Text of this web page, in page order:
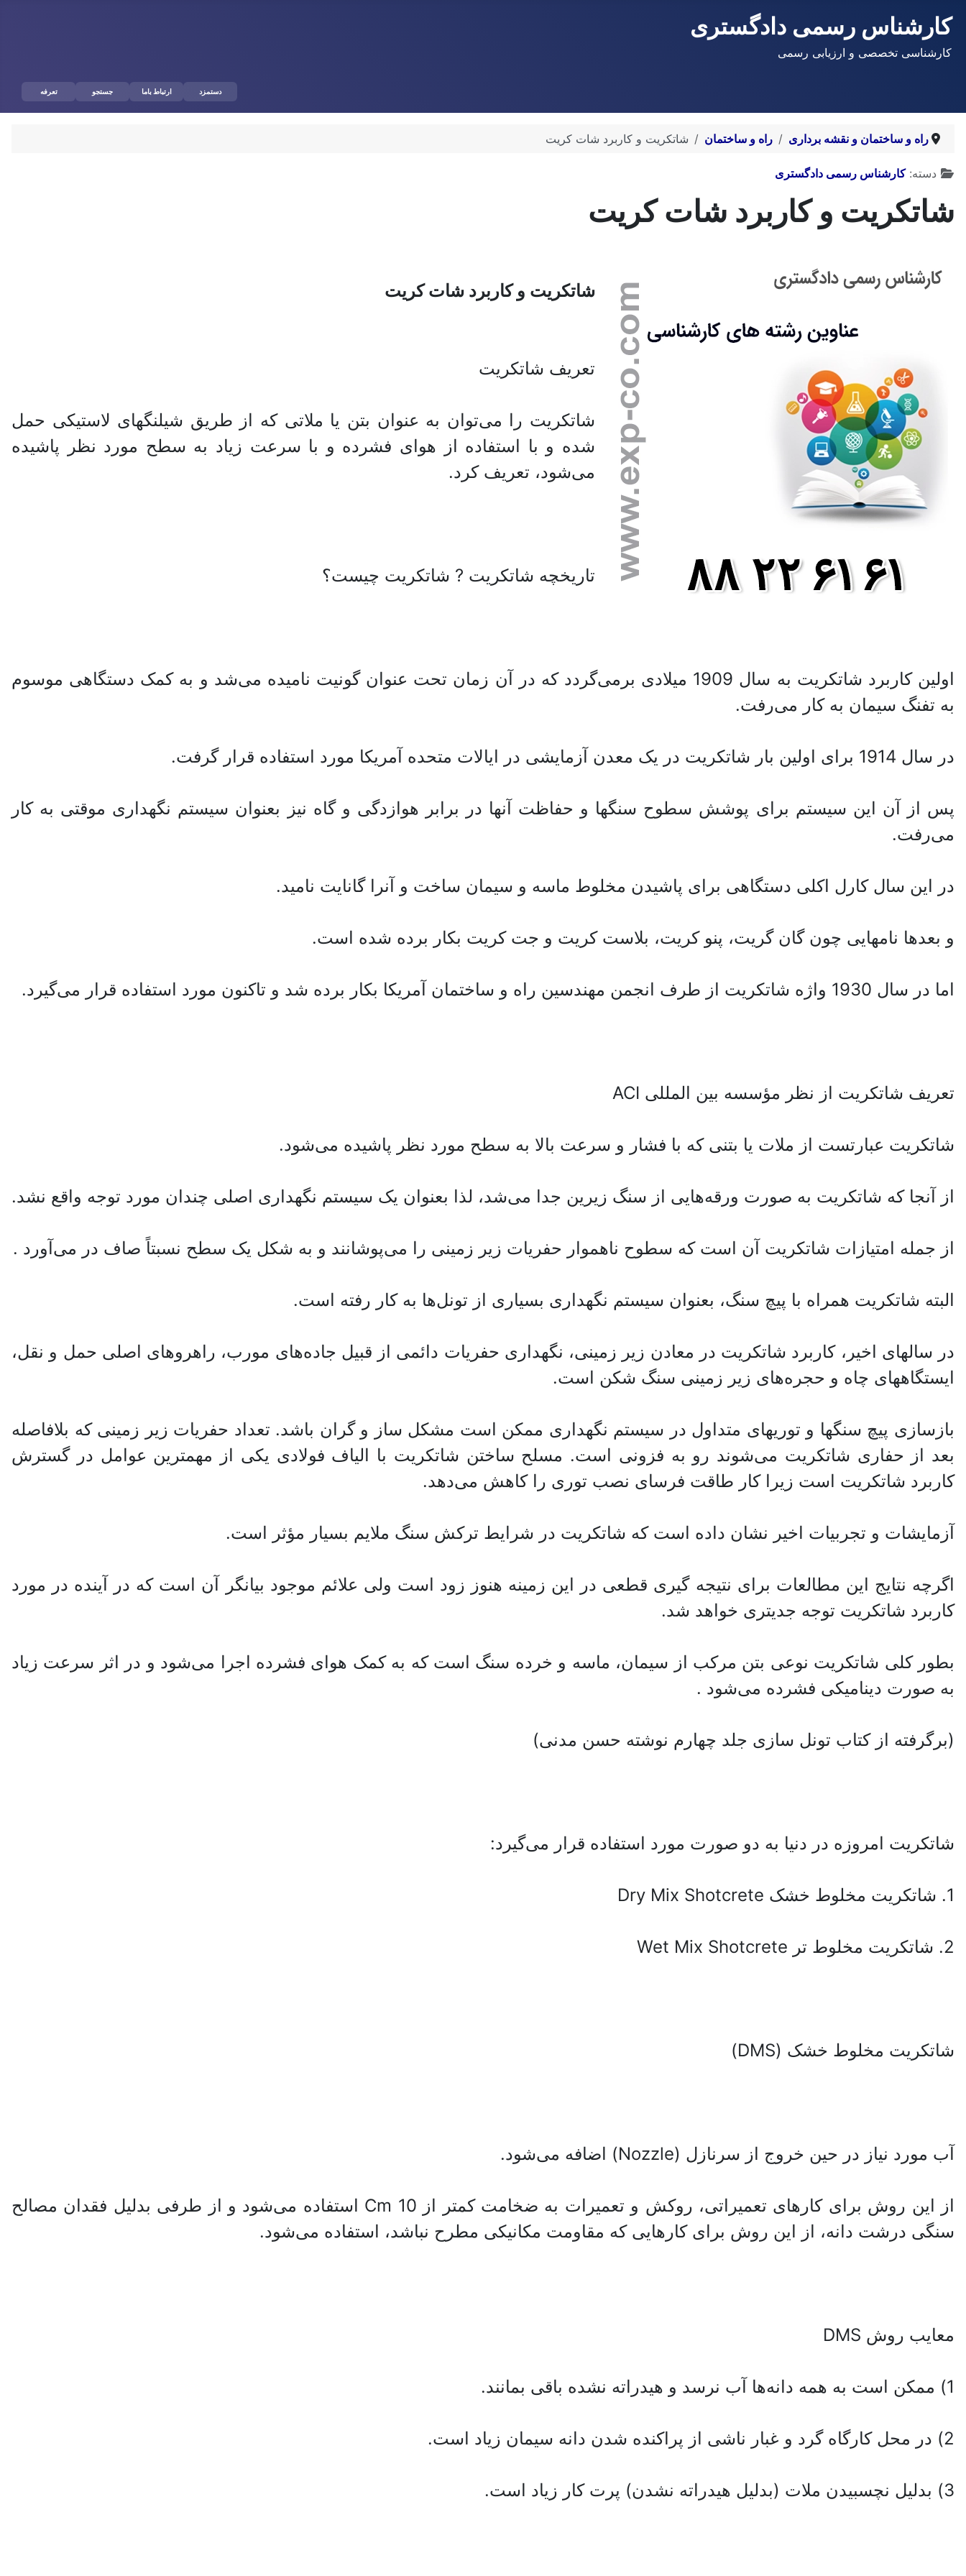
کارشناس رسمی دادگستری
کارشناسی تخصصی و ارزیابی رسمی
دستمزد ارتباط باما جستجو تعرفه
راه و ساختمان و نقشه برداری راه و ساختمان شاتکریت و کاربرد شات کریت
توضیحات
دسته:کارشناس رسمی دادگستری
شاتکریت و کاربرد شات کریت
شاتکریت و کاربرد شات کریت
تعریف شاتکریت
شاتکریت را می‌توان به عنوان بتن یا ملاتی که از طریق شیلنگهای لاستیکی حمل
شده و با استفاده از هوای فشرده و با سرعت زیاد به سطح مورد نظر پاشیده
می‌شود، تعریف کرد.
تاریخچه شاتکریت ? شاتکریت چیست؟
اولین کاربرد شاتکریت به سال 1909 میلادی برمی‌گردد که در آن زمان تحت عنوان گونیت نامیده می‌شد و به کمک دستگاهی موسوم
به تفنگ سیمان به کار می‌رفت.
در سال 1914 برای اولین بار شاتکریت در یک معدن آزمایشی در ایالات متحده آمریکا مورد استفاده قرار گرفت.
پس از آن این سیستم برای پوشش سطوح سنگها و حفاظت آنها در برابر هوازدگی و گاه نیز بعنوان سیستم نگهداری موقتی به کار
می‌رفت.
در این سال کارل اکلی دستگاهی برای پاشیدن مخلوط ماسه و سیمان ساخت و آنرا گانایت نامید.
و بعدها نامهایی چون گان گریت، پنو کریت، بلاست کریت و جت کریت بکار برده شده است.
اما در سال 1930 واژه شاتکریت از طرف انجمن مهندسین راه و ساختمان آمریکا بکار برده شد و تاکنون مورد استفاده قرار می‌گیرد.
تعریف شاتکریت از نظر مؤسسه بین المللی ACI
شاتکریت عبارتست از ملات یا بتنی که با فشار و سرعت بالا به سطح مورد نظر پاشیده می‌شود.
از آنجا که شاتکریت به صورت ورقه‌هایی از سنگ زیرین جدا می‌شد، لذا بعنوان یک سیستم نگهداری اصلی چندان مورد توجه واقع نشد.
از جمله امتیازات شاتکریت آن است که سطوح ناهموار حفریات زیر زمینی را می‌پوشانند و به شکل یک سطح نسبتاً صاف در می‌آورد .
البته شاتکریت همراه با پیچ سنگ، بعنوان سیستم نگهداری بسیاری از تونل‌ها به کار رفته است.
در سالهای اخیر، کاربرد شاتکریت در معادن زیر زمینی، نگهداری حفریات دائمی از قبیل جاده‌های مورب، راهروهای اصلی حمل و نقل،
ایستگاههای چاه و حجره‌های زیر زمینی سنگ شکن است.
بازسازی پیچ سنگها و توریهای متداول در سیستم نگهداری ممکن است مشکل ساز و گران باشد. تعداد حفریات زیر زمینی که بلافاصله
بعد از حفاری شاتکریت می‌شوند رو به فزونی است. مسلح ساختن شاتکریت با الیاف فولادی یکی از مهمترین عوامل در گسترش
کاربرد شاتکریت است زیرا کار طاقت فرسای نصب توری را کاهش می‌دهد.
آزمایشات و تجربیات اخیر نشان داده است که شاتکریت در شرایط ترکش سنگ ملایم بسیار مؤثر است.
اگرچه نتایج این مطالعات برای نتیجه گیری قطعی در این زمینه هنوز زود است ولی علائم موجود بیانگر آن است که در آینده در مورد
کاربرد شاتکریت توجه جدیتری خواهد شد.
بطور کلی شاتکریت نوعی بتن مرکب از سیمان، ماسه و خرده سنگ است که به کمک هوای فشرده اجرا می‌شود و در اثر سرعت زیاد
به صورت دینامیکی فشرده می‌شود .
(برگرفته از کتاب تونل سازی جلد چهارم نوشته حسن مدنی)
شاتکریت امروزه در دنیا به دو صورت مورد استفاده قرار می‌گیرد:
1. شاتکریت مخلوط خشک Dry Mix Shotcrete
2. شاتکریت مخلوط تر Wet Mix Shotcrete
شاتکریت مخلوط خشک (DMS)
آب مورد نیاز در حین خروج از سرنازل (Nozzle) اضافه می‌شود.
از این روش برای کارهای تعمیراتی، روکش و تعمیرات به ضخامت کمتر از 10 Cm استفاده می‌شود و از طرفی بدلیل فقدان مصالح
سنگی درشت دانه، از این روش برای کارهایی که مقاومت مکانیکی مطرح نباشد، استفاده می‌شود.
معایب روش DMS
1) ممکن است به همه دانه‌ها آب نرسد و هیدراته نشده باقی بمانند.
2) در محل کارگاه گرد و غبار ناشی از پراکنده شدن دانه سیمان زیاد است.
3) بدلیل نچسبیدن ملات (بدلیل هیدراته نشدن) پرت کار زیاد است.